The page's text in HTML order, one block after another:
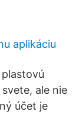
aplikáciu
ale nie
účet je